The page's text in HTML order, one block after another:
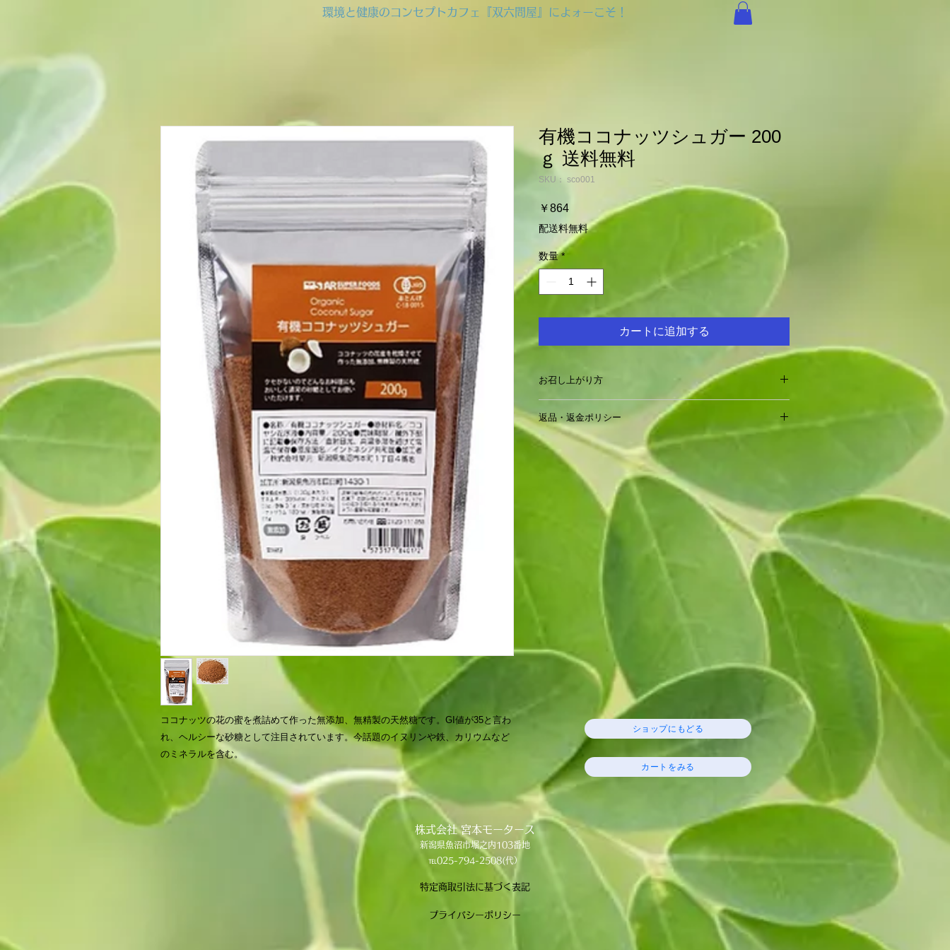
​環境と健康のコンセプトカフェ『双六問屋』によォーこそ！
ココナッツの花の蜜を煮詰めて作った無添加、無精製の天然糖です。GI値が35と言わ
れ、ヘルシーな砂糖として注目されています。今話題のイヌリンや鉄、カリウムなど
のミネラルを含む。
有機ココナッツシュガー 200
ｇ 送料無料
SKU： sco001
￥864価
格
配送料無料
数量 *
カートに追加する
お召し上がり方
味にクセがないので、通常の砂糖の代わりに和食や煮物
をはじめいろいろな料理においしくご利用いただけま
す。
返品・返金ポリシー
・商品到着後7日以内にメールまたはお電話にてご連絡
下さい。それ以降は返品・交換のご要望はお受けできか
ねますのでご了承ください。
・お客様のご都合による返品は、返送料や手数料をご負
担いただきます。
・不良品や誤品配送など、弊社の不手際による返品・交
換は、返品送料当社負担とさせていただきます。
ショップにもどる
カートをみる
株式会社 宮本モータース
新潟県魚沼市堀之内103番地
​℡025-794-2508(代）
特定商取引法に基づく表記
プライバシーポリシー